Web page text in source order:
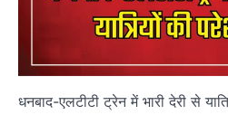
धनबाद-एलटीटी ट्रेन में भारी देरी से